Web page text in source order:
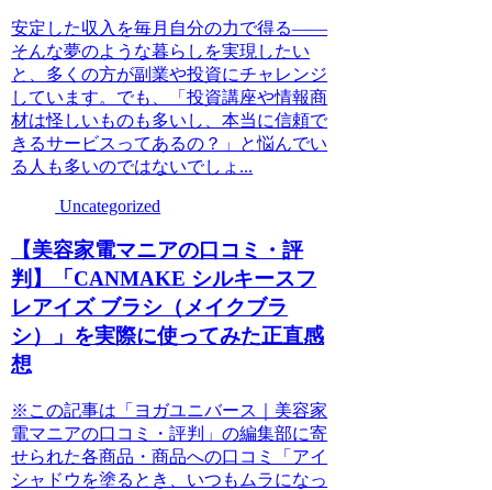
安定した収入を毎月自分の力で得る――
そんな夢のような暮らしを実現したい
と、多くの方が副業や投資にチャレンジ
しています。でも、「投資講座や情報商
材は怪しいものも多いし、本当に信頼で
きるサービスってあるの？」と悩んでい
る人も多いのではないでしょ...
Uncategorized
【美容家電マニアの口コミ・評
判】「CANMAKE シルキースフ
レアイズ ブラシ（メイクブラ
シ）」を実際に使ってみた正直感
想
※この記事は「ヨガユニバース｜美容家
電マニアの口コミ・評判」の編集部に寄
せられた各商品・商品への口コミ「アイ
シャドウを塗るとき、いつもムラになっ